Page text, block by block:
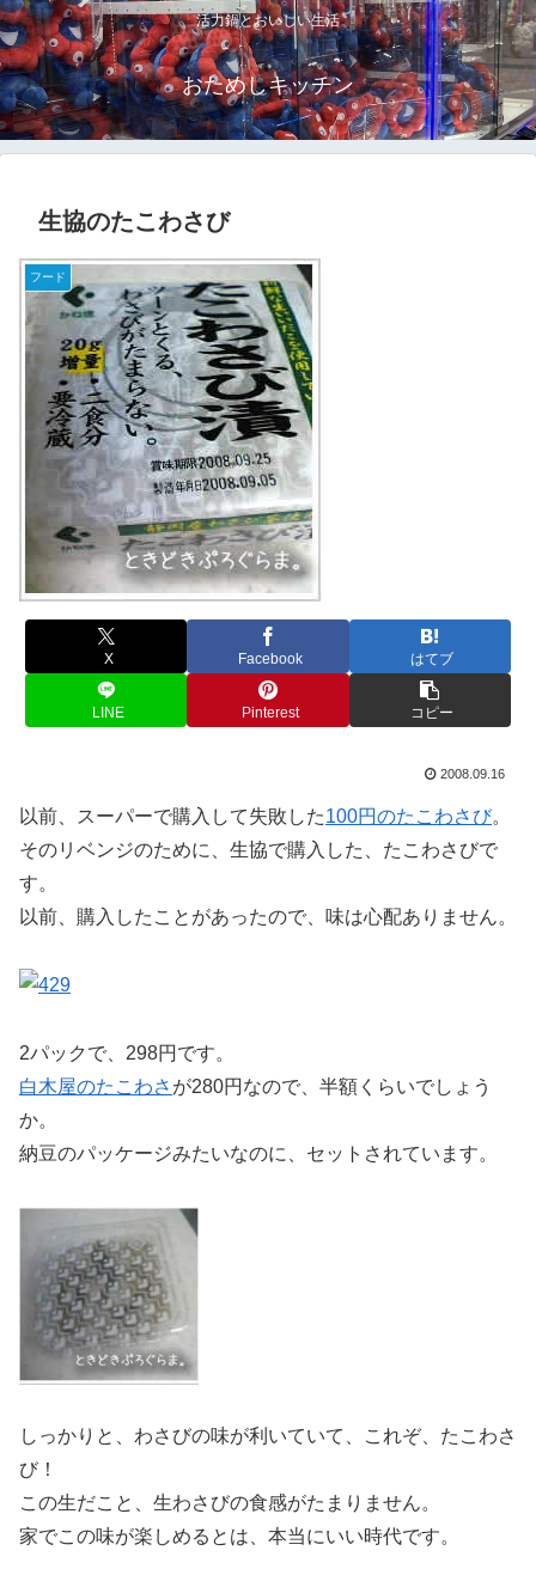
活力鍋とおいしい生活
おためしキッチン
生協のたこわさび
フード
X Facebook はてブ
LINE Pinterest コピー
2008.09.16
以前、スーパーで購入して失敗した100円のたこわさび。
そのリベンジのために、生協で購入した、たこわさびで
す。
以前、購入したことがあったので、味は心配ありません。
2パックで、298円です。
白木屋のたこわさ が280円なので、半額くらいでしょう
か。
納豆のパッケージみたいなのに、セットされています。
しっかりと、わさびの味が利いていて、これぞ、たこわさ
び！
この生だこと、生わさびの食感がたまりません。
家でこの味が楽しめるとは、本当にいい時代です。